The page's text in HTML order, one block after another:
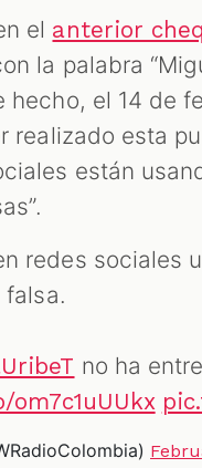
el anterior
la palabra
hecho, el 14 de
realizado esta
están
redes sociales
falsa.
no ha